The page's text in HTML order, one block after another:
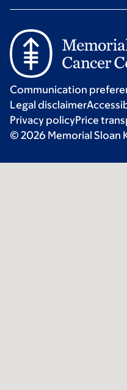
Communication
Legal disclaimer
Privacy policyPrice
© 2026 Memorial Sloan